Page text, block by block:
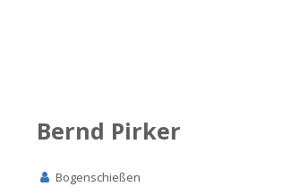
Bernd Pirker
Bogenschießen